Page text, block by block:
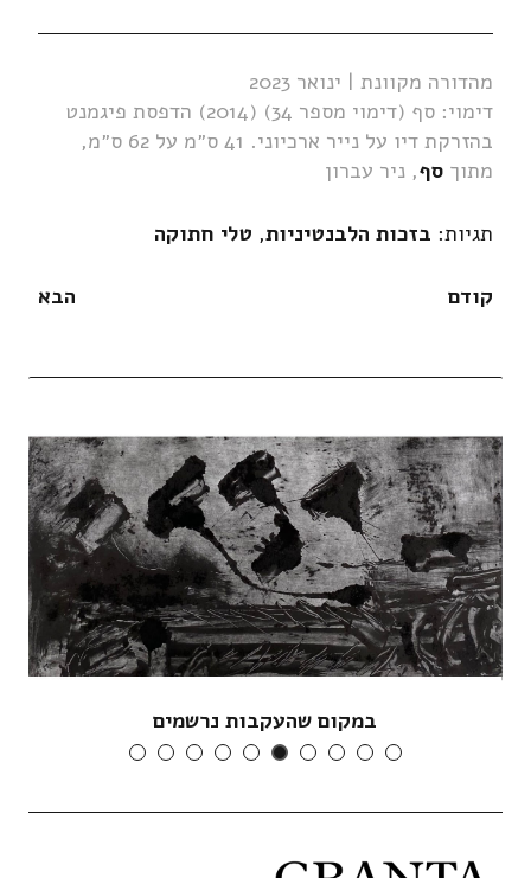
מהדורה מקוונת | ינואר 2023
דימוי: סף (דימוי מספר 34) (2014) הדפסת פיגמנט
בהזרקת דיו על נייר ארכיוני. 41 ס״מ על 62 ס״מ,
מתוךסף, ניר עברון
תגיות: בזכות הלבנטיניות, טלי חתוקה
קודם הבא
עשר שנים של בדידות